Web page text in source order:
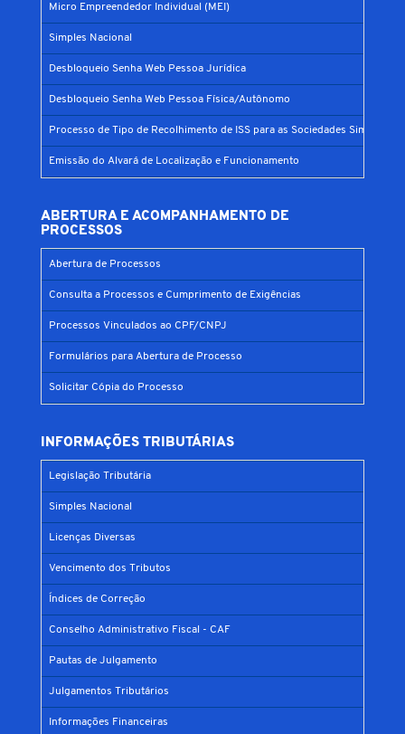
Micro Empreendedor Individual (MEI)
Simples Nacional
Desbloqueio Senha Web Pessoa Jurídica
Desbloqueio Senha Web Pessoa Física/Autônomo
Processo de Tipo de Recolhimento de ISS para as Sociedades Simples
Emissão do Alvará de Localização e Funcionamento
ABERTURA E ACOMPANHAMENTO DE
PROCESSOS
Abertura de Processos
Consulta a Processos e Cumprimento de Exigências
Processos Vinculados ao CPF/CNPJ
Formulários para Abertura de Processo
Solicitar Cópia do Processo
INFORMAÇÕES TRIBUTÁRIAS
Legislação Tributária
Simples Nacional
Licenças Diversas
Vencimento dos Tributos
Índices de Correção
Conselho Administrativo Fiscal - CAF
Pautas de Julgamento
Julgamentos Tributários
Informações Financeiras